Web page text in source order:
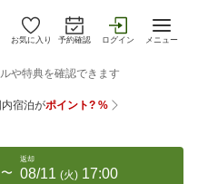
お気に入り 予約確認 ログイン メニュー
〜
返却
08/11 (火) 17:00